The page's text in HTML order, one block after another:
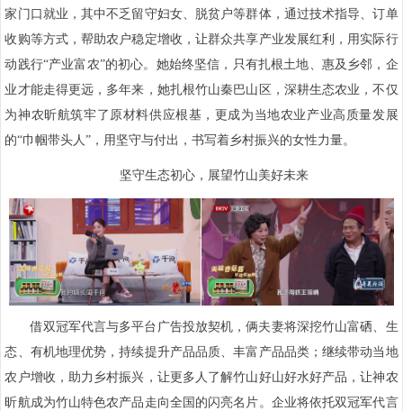
家门口就业，其中不乏留守妇女、脱贫户等群体，通过技术指导、订单
收购等方式，帮助农户稳定增收，让群众共享产业发展红利，用实际行
动践行“产业富农”的初心。她始终坚信，只有扎根土地、惠及乡邻，企
业才能走得更远，多年来，她扎根竹山秦巴山区，深耕生态农业，不仅
为神农昕航筑牢了原材料供应根基，更成为当地农业产业高质量发展
的“巾帼带头人”，用坚守与付出，书写着乡村振兴的女性力量。
坚守生态初心，展望竹山美好未来
借双冠军代言与多平台广告投放契机，俩夫妻将深挖竹山富硒、生
态、有机地理优势，持续提升产品品质、丰富产品品类；继续带动当地
农户增收，助力乡村振兴，让更多人了解竹山好山好水好产品，让神农
昕航成为竹山特色农产品走向全国的闪亮名片。企业将依托双冠军代言